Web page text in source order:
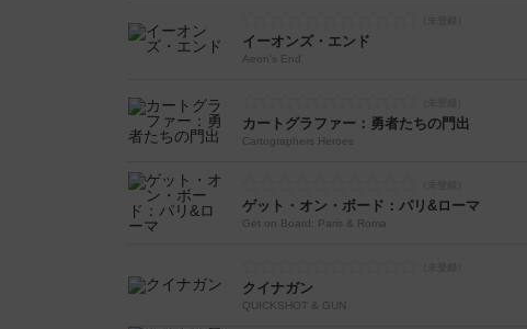
イーオンズ・エンド
Aeon's End
カートグラファー：勇者たちの門出
Cartographers Heroes
ゲット・オン・ボード：パリ&ローマ
Get on Board: Paris & Roma
クイナガン
QUICKSHOT & GUN